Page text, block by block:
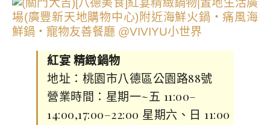
紅宴 精緻鍋物
地址：桃園市八德區公園路88號
營業時間：星期一~五 11:00–
14:00,17:00–22:00 星期六、日 11:00